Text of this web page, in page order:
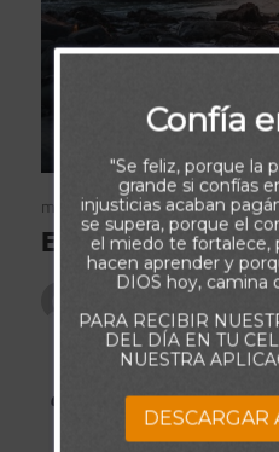
mayo 3, 2019 1000 Frases
Errar Es
Publicado poradmin
Si no te equivocas no
cambias, si no cambias
llegarás a
Confía
"Se feliz, porque la
grande si confías
injusticias acaban
se supera, porque el
el miedo te fortalece,
hacen aprender y
DIOS hoy, camina
PARA RECIBIR
DEL DÍA EN TU
NUESTRA
DESCARGAR